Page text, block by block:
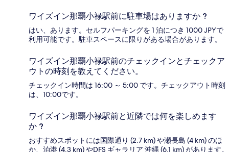
ワイズイン那覇小禄駅前に駐車場はありますか ?
はい、あります。セルフパーキングを 1 泊につき 1000 JPYで
利用可能です。駐車スペースに限りがある場合があります。
ワイズイン那覇小禄駅前のチェックインとチェックア
ウトの時刻を教えてください。
チェックイン時間は 16:00 ～ 5:00 です。チェックアウト時刻
は、10:00です。
ワイズイン那覇小禄駅前と近隣では何を楽しめます
か ?
おすすめスポットには国際通り (2.7 km) や瀬長島 (4 km) のほ
か、泊港 (4.3 km) やDFS ギャラリア 沖縄 (6.1 km) があります。